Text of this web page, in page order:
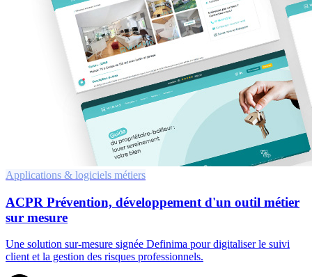
Applications & logiciels métiers
ACPR Prévention, développement d'un outil métier
sur mesure
Une solution sur-mesure signée Definima pour digitaliser le suivi
client et la gestion des risques professionnels.